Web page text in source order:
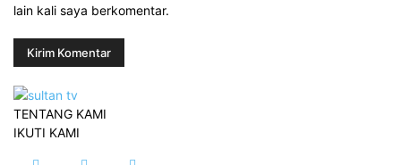
lain kali saya berkomentar.
TENTANG KAMI
IKUTI KAMI